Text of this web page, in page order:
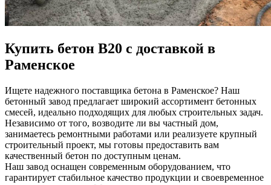
Купить бетон В20 с доставкой в
Раменское
Ищете надежного поставщика бетона в Раменское? Наш
бетонный завод предлагает широкий ассортимент бетонных
смесей, идеально подходящих для любых строительных задач.
Независимо от того, возводите ли вы частный дом,
занимаетесь ремонтными работами или реализуете крупный
строительный проект, мы готовы предоставить вам
качественный бетон по доступным ценам.
Наш завод оснащен современным оборудованием, что
гарантирует стабильное качество продукции и своевременное